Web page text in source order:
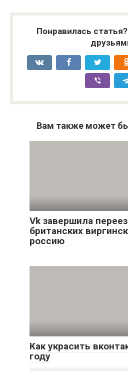
Понравилась
Вам также может
Vk завершила
британских
россию
Как украсить
году